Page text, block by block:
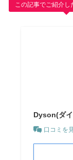
この記事でご紹介
Dyson(ダ
口コミを